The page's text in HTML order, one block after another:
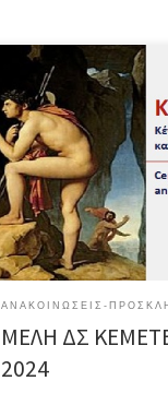
ΑΝΑΚΟΙΝΏΣΕΙΣ-
ΜΕΛΗ ΔΣ
2024